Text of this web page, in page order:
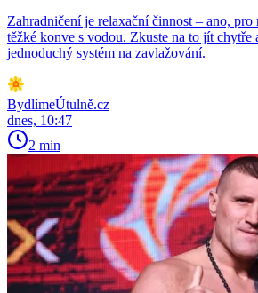
Zahradničení je relaxační činnost – ano,
těžké konve s vodou. Zkuste na to jít chytře
jednoduchý systém na zavlažování.
BydlímeÚtulně.cz
dnes, 10:47
2 min